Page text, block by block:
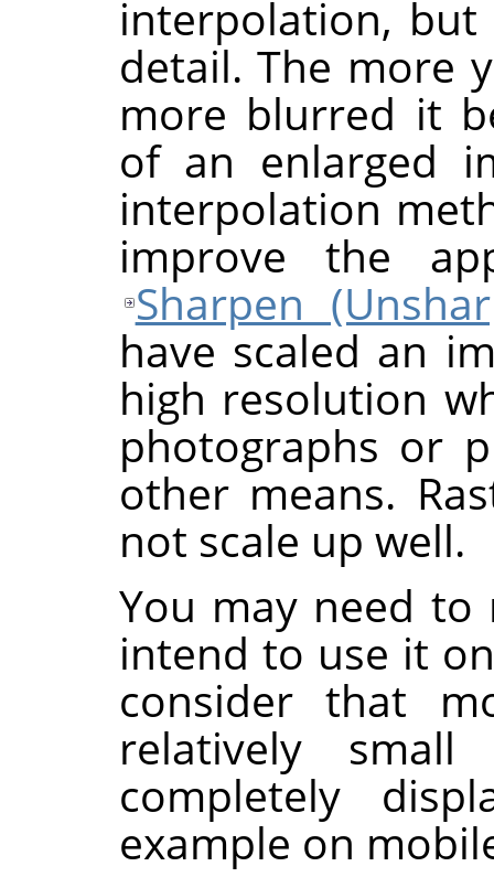
interpolation,
detail. The more
more blurred it
of an enlarged
interpolation
improve the
Sharpen
have scaled an
high resolution
photographs or
other means.
not scale up well.
You may need
intend to use it
consider that
relatively
completely
example on